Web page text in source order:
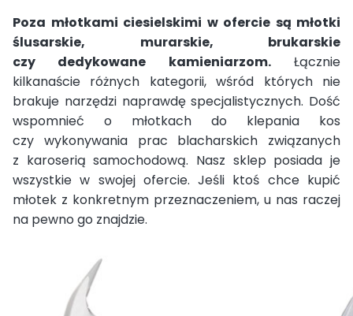
Poza młotkami ciesielskimi w ofercie są młotki
ślusarskie, murarskie, brukarskie
czy dedykowane kamieniarzom.Łącznie
kilkanaście różnych kategorii, wśród których nie
brakuje narzędzi naprawdę specjalistycznych. Dość
wspomnieć o młotkach do klepania kos
czy wykonywania prac blacharskich związanych
z karoserią samochodową. Nasz sklep posiada je
wszystkie w swojej ofercie. Jeśli ktoś chce kupić
młotek z konkretnym przeznaczeniem, u nas raczej
na pewno go znajdzie.